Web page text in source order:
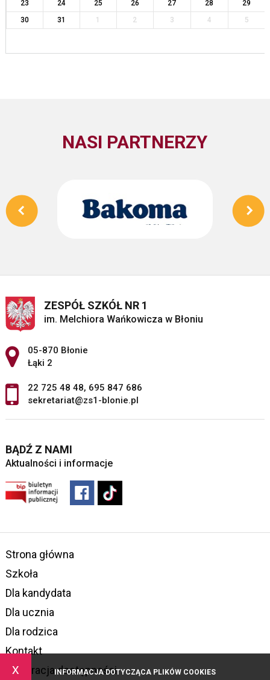
x INFORMACJA DOTYCZĄCA PLIKÓW COOKIES
23
24 25 26 27 28
29
30
31 1 2 3 4 5
NASI PARTNERZY
ZESPÓŁ SZKÓŁ NR 1
im. Melchiora Wańkowicza w Błoniu
Adres pocztowy:
05-870 Błonie
Łąki 2
22 725 48 48, 695 847 686
sekretariat@zs1-blonie.pl
BĄDŹ Z NAMI
Aktualności i informacje
Strona główna
Szkoła
Dla kandydata
Dla ucznia
Dla rodzica
Kontakt
Deklaracja dostępności